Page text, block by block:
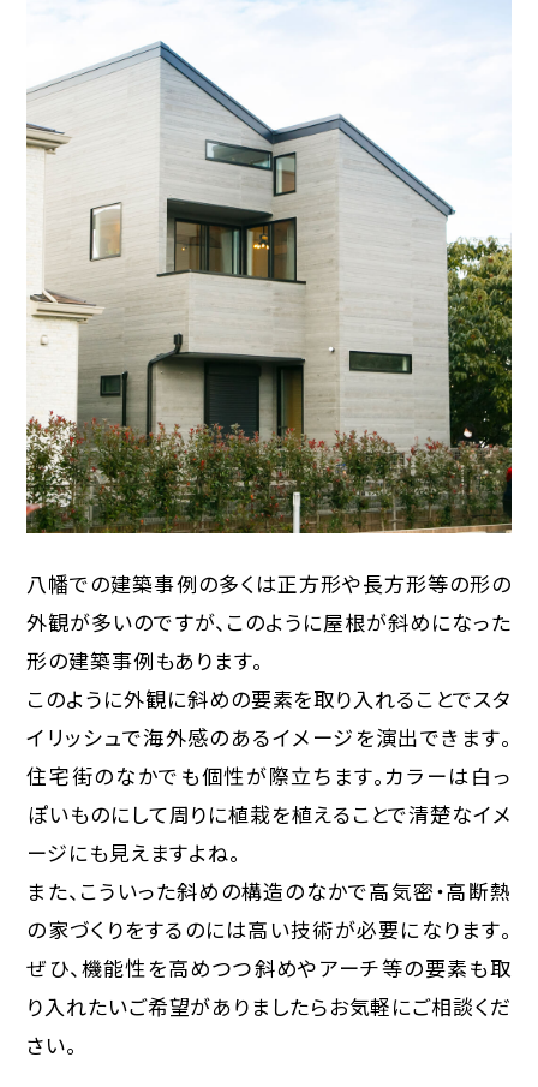
八幡での建築事例の多くは正方形や長方形等の形の
外観が多いのですが、このように屋根が斜めになった
形の建築事例もあります。
このように外観に斜めの要素を取り入れることでスタ
イリッシュで海外感のあるイメージを演出できます。
住宅街のなかでも個性が際立ちます。カラーは白っ
ぽいものにして周りに植栽を植えることで清楚なイメ
ージにも見えますよね。
また、こういった斜めの構造のなかで高気密・高断熱
の家づくりをするのには高い技術が必要になります。
ぜひ、機能性を高めつつ斜めやアーチ等の要素も取
り入れたいご希望がありましたらお気軽にご相談くだ
さい。